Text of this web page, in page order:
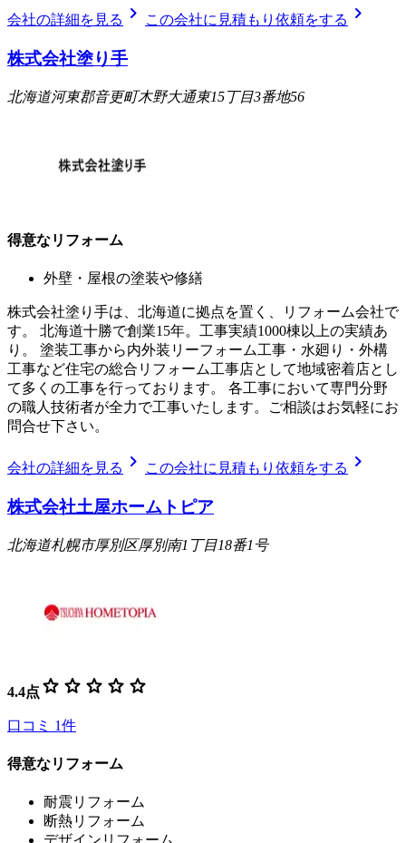
会社の詳細を見る chevron_right この会社に見積もり依頼をする chevron_right
株式会社塗り手
北海道河東郡音更町木野大通東15丁目3番地56
得意なリフォーム
外壁・屋根の塗装や修繕
株式会社塗り手は、北海道に拠点を置く、リフォーム会社で
す。 北海道十勝で創業15年。工事実績1000棟以上の実績あ
り。 塗装工事から内外装リーフォーム工事・水廻り・外構
工事など住宅の総合リフォーム工事店として地域密着店とし
て多くの工事を行っております。 各工事において専門分野
の職人技術者が全力で工事いたします。ご相談はお気軽にお
問合せ下さい。
会社の詳細を見る chevron_right この会社に見積もり依頼をする chevron_right
株式会社土屋ホームトピア
北海道札幌市厚別区厚別南1丁目18番1号
4.4点 star star star star star
口コミ 1件
得意なリフォーム
耐震リフォーム
断熱リフォーム